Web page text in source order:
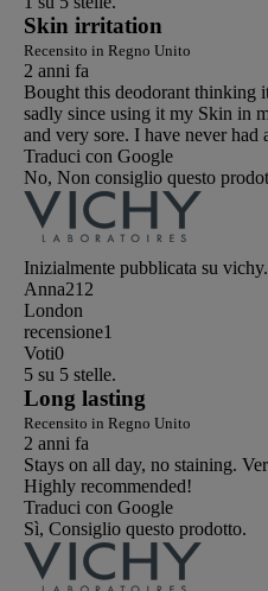
Skin irritation
Recensito in Regno Unito
2 anni fa
Bought this deodorant thinking
sadly since using it my Skin in
and very sore. I have never had
Traduci con Google
No, Non consiglio questo
Inizialmente pubblicata su
Anna212
London
recensione1
Voti0
5 su 5 stelle.
Long lasting
Recensito in Regno Unito
2 anni fa
Stays on all day, no staining.
Highly recommended!
Traduci con Google
Sì, Consiglio questo prodotto.